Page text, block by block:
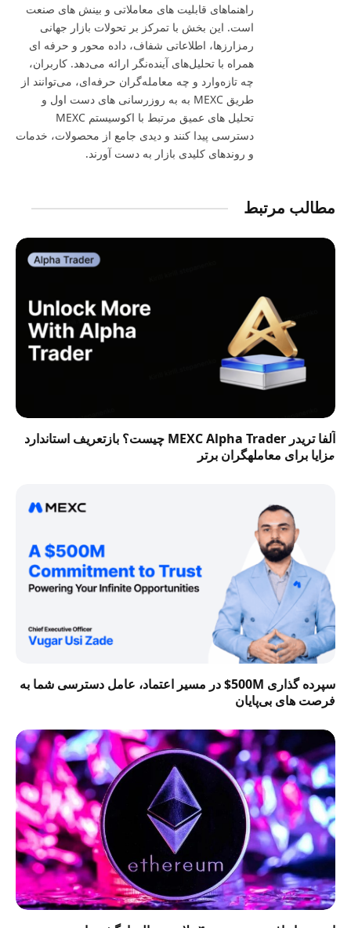
راهنماهای قابلیت‌ های معاملاتی و بینش‌ های صنعت
است. این بخش با تمرکز بر تحولات بازار جهانی
رمزارزها، اطلاعاتی شفاف، داده‌ محور و حرفه‌ ای
همراه با تحلیل‌های آینده‌نگر ارائه می‌دهد. کاربران،
چه تازه‌وارد و چه معامله‌گران حرفه‌ای، می‌توانند از
طریق MEXC به به‌ روزرسانی‌ های دست‌ اول و
تحلیل‌ های عمیق مرتبط با اکوسیستم MEXC
دسترسی پیدا کنند و دیدی جامع از محصولات، خدمات
و روندهای کلیدی بازار به‌ دست آورند.
مطالب مرتبط
آلفا تریدر MEXC Alpha Trader چیست؟ بازتعریف استاندارد
مزایا برای معاملهگران برتر
سپرده گذاری 500M$ در مسیر اعتماد، عامل دسترسی شما به
فرصت‌ های بی‌پایان